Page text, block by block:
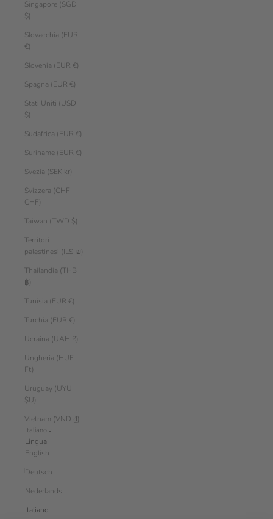
Singapore (SGD
$)
Slovacchia (EUR
€)
Slovenia (EUR €)
Spagna (EUR €)
Stati Uniti (USD
$)
Sudafrica (EUR €)
Suriname (EUR €)
Svezia (SEK kr)
Svizzera (CHF
CHF)
Taiwan (TWD $)
Territori
palestinesi (ILS ₪)
Thailandia (THB
฿)
Tunisia (EUR €)
Turchia (EUR €)
Ucraina (UAH ₴)
Ungheria (HUF
Ft)
Uruguay (UYU
$U)
Vietnam (VND ₫)
Italiano
Lingua
English
Deutsch
Nederlands
Italiano